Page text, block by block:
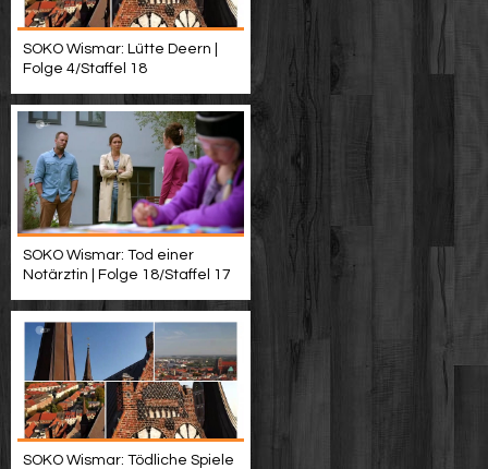
SOKO Wismar: Lütte Deern |
Folge 4/Staffel 18
SOKO Wismar: Tod einer
Notärztin | Folge 18/Staffel 17
SOKO Wismar: Tödliche Spiele